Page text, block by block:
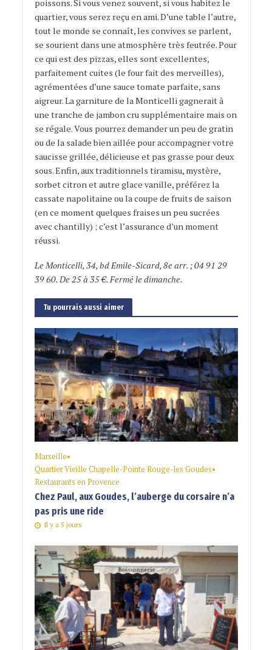
poissons. Si vous venez souvent, si vous habitez le
quartier, vous serez reçu en ami. D’une table l’autre,
tout le monde se connaît, les convives se parlent,
se sourient dans une atmosphère très feutrée. Pour
ce qui est des pizzas, elles sont excellentes,
parfaitement cuites (le four fait des merveilles),
agrémentées d’une sauce tomate parfaite, sans
aigreur. La garniture de la Monticelli gagnerait à
une tranche de jambon cru supplémentaire mais on
se régale. Vous pourrez demander un peu de gratin
ou de la salade bien aillée pour accompagner votre
saucisse grillée, délicieuse et pas grasse pour deux
sous. Enfin, aux traditionnels tiramisu, mystère,
sorbet citron et autre glace vanille, préférez la
cassate napolitaine ou la coupe de fruits de saison
(en ce moment quelques fraises un peu sucrées
avec chantilly) ; c’est l’assurance d’un moment
réussi.
Le Monticelli, 34, bd Emile-Sicard, 8e arr. ; 04 91 29
39 60. De 25 à 35 €. Fermé le dimanche.
Tu pourrais aussi aimer
Marseille•
Quartier Vieille Chapelle-Pointe Rouge-les Goudes•
Restaurants en Provence
Chez Paul, aux Goudes, l’auberge du corsaire n’a
pas pris une ride
Il y a 5 jours